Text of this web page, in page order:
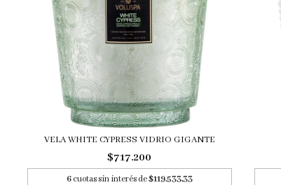
VELA WHITE CYPRESS VIDRIO GIGANTE
$717.200
6cuotas sin interés de$119.533,33